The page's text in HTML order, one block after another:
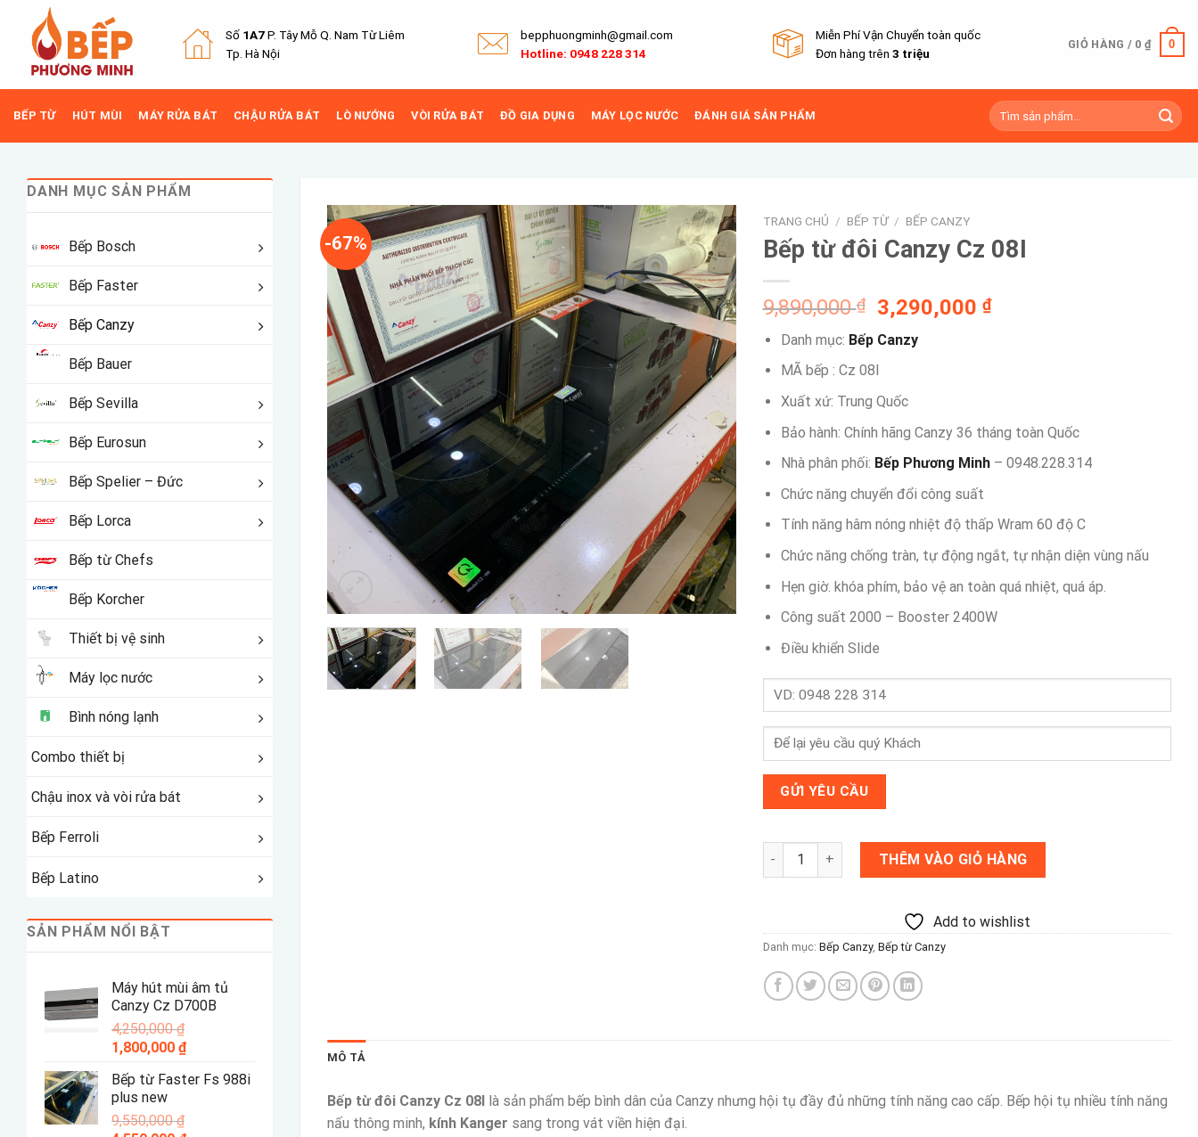
content
Số 1A7P. Tây Mỗ Q. Nam Từ Liêm
Tp. Hà Nội
bepphuongminh@gmail.com
Hotline: 0948 228 314
Miễn Phí Vận Chuyển toàn quốc
Đơn hàng trên 3 triệu
GIỎ HÀNG / 0 ₫ 0
BẾP TỪ HÚT MÙI MÁY RỬA BÁT CHẬU RỬA BÁT LÒ NƯỚNG VÒI RỬA BÁT ĐỒ GIA DỤNG MÁY LỌC NƯỚC ĐÁNH GIÁ SẢN PHẨM
Tìm
kiếm:
DANH MỤC SẢN PHẨM
Bếp Bosch
Bếp Faster
Bếp Canzy
Bếp Bauer
Bếp Sevilla
Bếp Eurosun
Bếp Spelier – Đức
Bếp Lorca
Bếp từ Chefs
Bếp Korcher
Thiết bị vệ sinh
Máy lọc nước
Bình nóng lạnh
Combo thiết bị
Chậu inox và vòi rửa bát
Bếp Ferroli
Bếp Latino
SẢN PHẨM NỔI BẬT
Máy hút mùi âm tủ
Canzy Cz D700B
4,250,000₫
Giá
là:
4,250,000 ₫.
1,800,000 ₫Giá
tại
Bếp từ Faster Fs 988i
plus new
9,550,000₫
-67%
Add to
wishlist
TRANG CHỦ / BẾP TỪ / BẾP CANZY
Bếp từ đôi Canzy Cz 08I
9,890,000₫
Giá
gốc
là:
9,890,000 ₫.
3,290,000 ₫Giá
Danh mục: Bếp Canzy
MÃ bếp : Cz 08I
Xuất xứ: Trung Quốc
Bảo hành: Chính hãng Canzy 36 tháng toàn Quốc
Nhà phân phối: Bếp Phương Minh – 0948.228.314
Chức năng chuyển đổi công suất
Tính năng hâm nóng nhiệt độ thấp Wram 60 độ C
Chức năng chống tràn, tự động ngắt, tự nhận diện vùng nấu
Hẹn giờ. khóa phím, bảo vệ an toàn quá nhiệt, quá áp.
Công suất 2000 – Booster 2400W
Điều khiển Slide
Bếp từ đôi Canzy Cz 08I số lượng
THÊM VÀO GIỎ HÀNG
Add to wishlist
Danh mục: Bếp Canzy, Bếp từ Canzy
MÔ TẢ
Bếp từ đôi Canzy Cz 08I là sản phẩm bếp bình dân của Canzy nhưng hội tụ đầy đủ những tính năng cao cấp. Bếp hội tụ nhiều tính năng
nấu thông minh, kính Kanger sang trong vát viền hiện đại.